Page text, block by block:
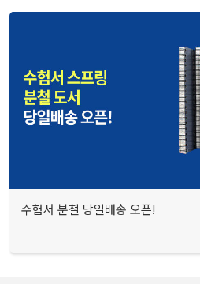
수험서 분철 당일배송 오픈!